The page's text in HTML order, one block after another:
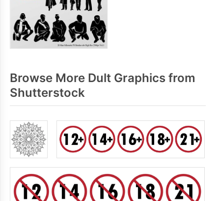
Browse More Dult Graphics from
Shutterstock